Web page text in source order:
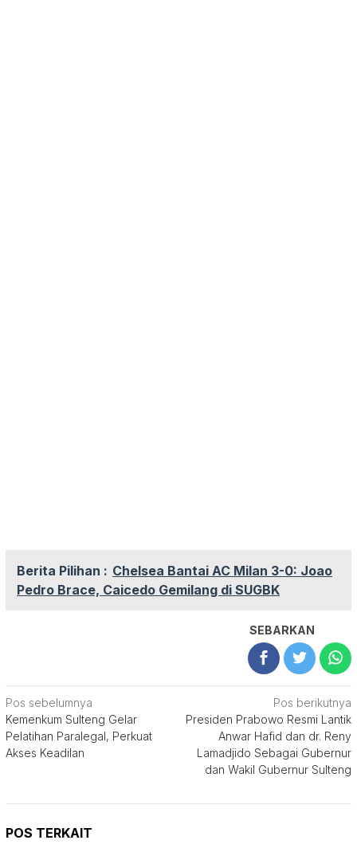
Berita Pilihan : Chelsea Bantai AC Milan 3-0: Joao
Pedro Brace, Caicedo Gemilang di SUGBK
SEBARKAN
Navigasi
pos
Pos sebelumnya
Kemenkum Sulteng Gelar
Pelatihan Paralegal, Perkuat
Akses Keadilan
Pos berikutnya
Presiden Prabowo Resmi Lantik
Anwar Hafid dan dr. Reny
Lamadjido Sebagai Gubernur
dan Wakil Gubernur Sulteng
POS TERKAIT